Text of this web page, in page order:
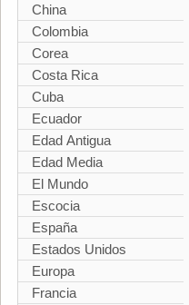
China
Colombia
Corea
Costa Rica
Cuba
Ecuador
Edad Antigua
Edad Media
El Mundo
Escocia
España
Estados Unidos
Europa
Francia